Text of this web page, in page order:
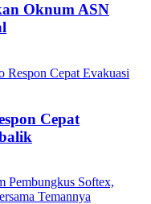
Oknum ASN
Cepat